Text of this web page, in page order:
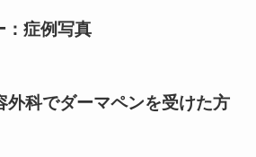
：症例写真
外科でダーマペンを受けた方